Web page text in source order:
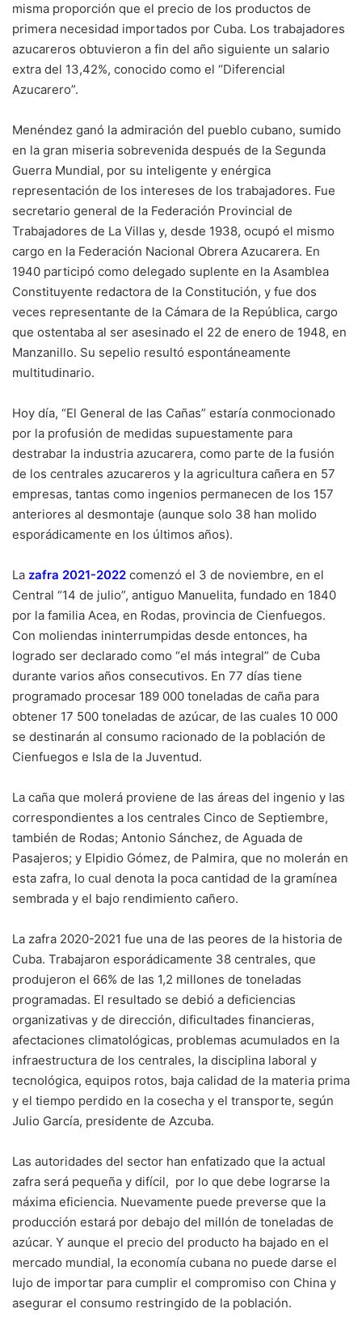
misma proporción que el precio de los productos de
primera necesidad importados por Cuba. Los trabajadores
azucareros obtuvieron a fin del año siguiente un salario
extra del 13,42%, conocido como el “Diferencial
Azucarero”.
Menéndez ganó la admiración del pueblo cubano, sumido
en la gran miseria sobrevenida después de la Segunda
Guerra Mundial, por su inteligente y enérgica
representación de los intereses de los trabajadores. Fue
secretario general de la Federación Provincial de
Trabajadores de La Villas y, desde 1938, ocupó el mismo
cargo en la Federación Nacional Obrera Azucarera. En
1940 participó como delegado suplente en la Asamblea
Constituyente redactora de la Constitución, y fue dos
veces representante de la Cámara de la República, cargo
que ostentaba al ser asesinado el 22 de enero de 1948, en
Manzanillo. Su sepelio resultó espontáneamente
multitudinario.
Hoy día, “El General de las Cañas” estaría conmocionado
por la profusión de medidas supuestamente para
destrabar la industria azucarera, como parte de la fusión
de los centrales azucareros y la agricultura cañera en 57
empresas, tantas como ingenios permanecen de los 157
anteriores al desmontaje (aunque solo 38 han molido
esporádicamente en los últimos años).
La zafra 2021-2022 comenzó el 3 de noviembre, en el
Central “14 de julio”, antiguo Manuelita, fundado en 1840
por la familia Acea, en Rodas, provincia de Cienfuegos.
Con moliendas ininterrumpidas desde entonces, ha
logrado ser declarado como “el más integral” de Cuba
durante varios años consecutivos. En 77 días tiene
programado procesar 189 000 toneladas de caña para
obtener 17 500 toneladas de azúcar, de las cuales 10 000
se destinarán al consumo racionado de la población de
Cienfuegos e Isla de la Juventud.
La caña que molerá proviene de las áreas del ingenio y las
correspondientes a los centrales Cinco de Septiembre,
también de Rodas; Antonio Sánchez, de Aguada de
Pasajeros; y Elpidio Gómez, de Palmira, que no molerán en
esta zafra, lo cual denota la poca cantidad de la gramínea
sembrada y el bajo rendimiento cañero.
La zafra 2020-2021 fue una de las peores de la historia de
Cuba. Trabajaron esporádicamente 38 centrales, que
produjeron el 66% de las 1,2 millones de toneladas
programadas. El resultado se debió a deficiencias
organizativas y de dirección, dificultades financieras,
afectaciones climatológicas, problemas acumulados en la
infraestructura de los centrales, la disciplina laboral y
tecnológica, equipos rotos, baja calidad de la materia prima
y el tiempo perdido en la cosecha y el transporte, según
Julio García, presidente de Azcuba.
Las autoridades del sector han enfatizado que la actual
zafra será pequeña y difícil, por lo que debe lograrse la
máxima eficiencia. Nuevamente puede preverse que la
producción estará por debajo del millón de toneladas de
azúcar. Y aunque el precio del producto ha bajado en el
mercado mundial, la economía cubana no puede darse el
lujo de importar para cumplir el compromiso con China y
asegurar el consumo restringido de la población.